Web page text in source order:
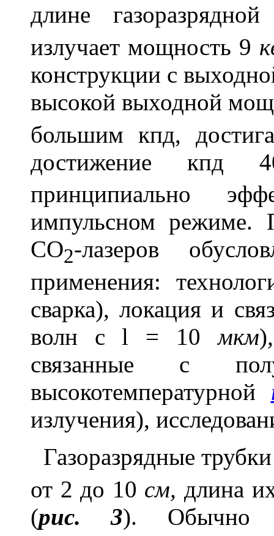
длине
излучает мощность 9
конструкции с
высокой выходной
большим кпд,
достижение кпд
принципиально
импульсном режиме.
CO2-лазеров
применения:
сварка), локация и
волн сl = 10мкм),
связанные с
высокотемпературной
излучения),
Газоразрядные
от 2 до 10 см, длина
(рис. 3). Обычно